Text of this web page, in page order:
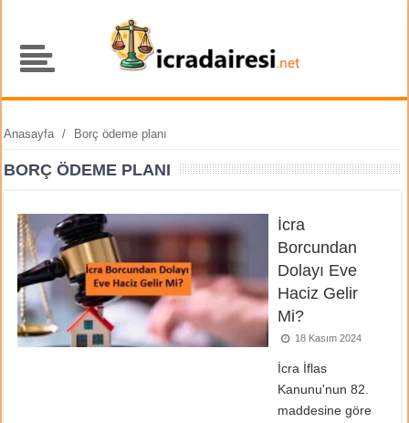
Anasayfa / Borç ödeme planı
BORÇ ÖDEME PLANI
İcra
Borcundan
Dolayı Eve
Haciz Gelir
Mi?
18 Kasım 2024
İcra İflas
Kanunu'nun 82.
maddesine göre